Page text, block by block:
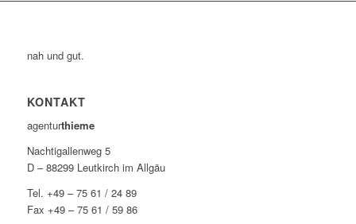
nah und gut.
KONTAKT
agenturthieme
Nachtigallenweg 5
D – 88299 Leutkirch im Allgäu
Tel. +49 – 75 61 / 24 89
Fax +49 – 75 61 / 59 86